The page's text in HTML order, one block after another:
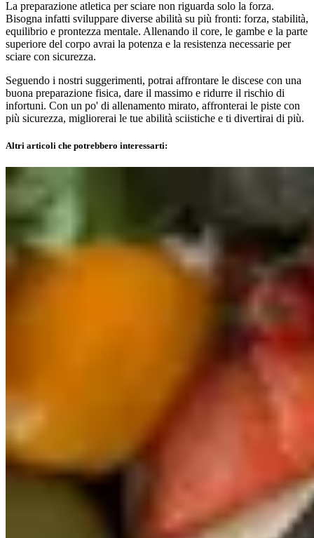
La preparazione atletica per sciare non riguarda solo la forza.
Bisogna infatti sviluppare diverse abilità su più fronti: forza, stabilità,
equilibrio e prontezza mentale. Allenando il core, le gambe e la parte
superiore del corpo avrai la potenza e la resistenza necessarie per
sciare con sicurezza.
Seguendo i nostri suggerimenti, potrai affrontare le discese con una
buona preparazione fisica, dare il massimo e ridurre il rischio di
infortuni. Con un po' di allenamento mirato, affronterai le piste con
più sicurezza, migliorerai le tue abilità sciistiche e ti divertirai di più.
Altri articoli che potrebbero interessarti: